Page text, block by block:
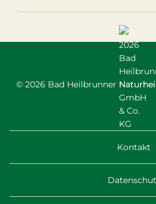
© 2026 Bad Heilbrunner
Kontakt